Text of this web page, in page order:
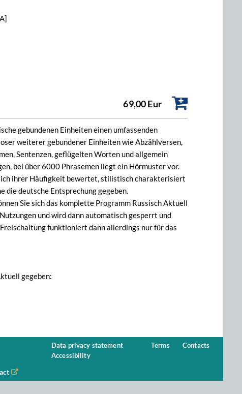
69,00 Eur
gebundenen Einheiten einen umfassenden
weiterer gebundener Einheiten wie Abzählversen,
Sentenzen, geflügelten Worten und allgemein
bei über 6000 Phrasemen liegt ein Hörmuster vor.
ihrer Häufigkeit bewertet, stilistisch charakterisiert
die deutsche Entsprechung gegeben.
Sie sich das komplette Programm Russisch Aktuell
und wird dann automatisch gesperrt und
funktioniert dann allerdings nur für das
gegeben:
Data privacy statement
Accessibility
Terms Contacts